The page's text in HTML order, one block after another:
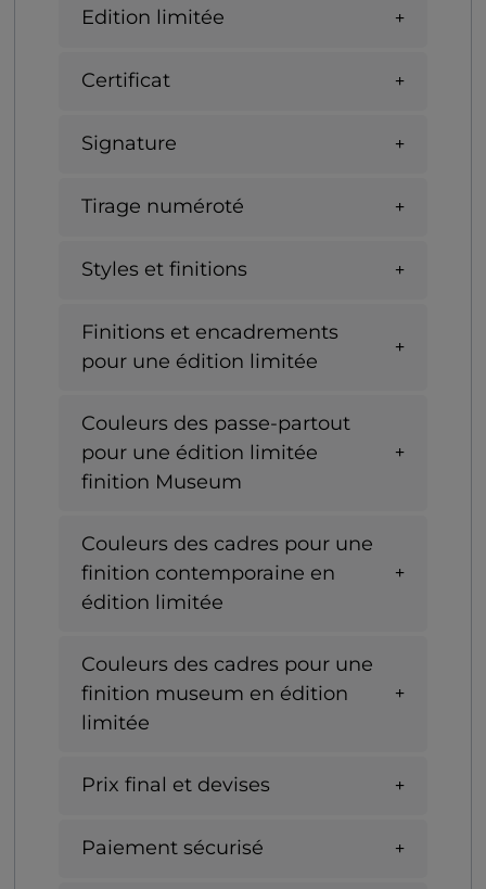
Edition limitée
Certificat
Signature
Tirage numéroté
Styles et finitions
Finitions et encadrements
pour une édition limitée
Couleurs des passe-partout
pour une édition limitée
finition Museum
Couleurs des cadres pour une
finition contemporaine en
édition limitée
Couleurs des cadres pour une
finition museum en édition
limitée
Prix final et devises
Paiement sécurisé